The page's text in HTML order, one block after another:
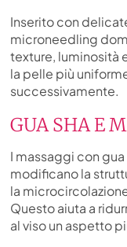
Inserito con
microneedling
texture, luminosità
la pelle più
successivamente.
GUA SHA E
I massaggi con
modificano la
la
Questo aiuta a
al viso un aspetto